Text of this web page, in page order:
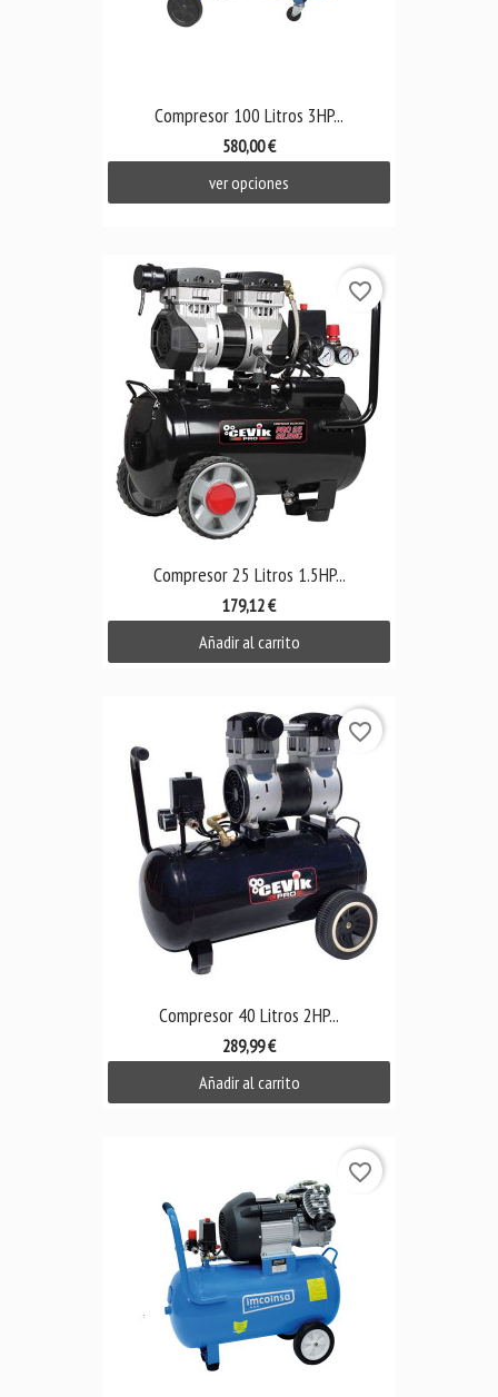
Compresor 100 Litros 3HP...
580,00 €
ver opciones
Compresor 25 Litros 1.5HP...
179,12 €
Añadir al carrito
favorite_border
Compresor 40 Litros 2HP...
289,99 €
Añadir al carrito
favorite_border
favorite_border